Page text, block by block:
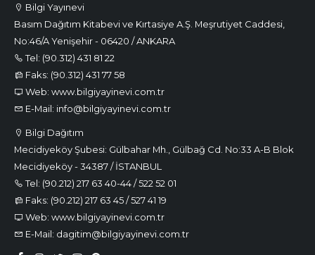
Bilgi Yayınevi
Basım Dağıtım Kitabevi ve Kırtasiye A.Ş. Meşrutiyet Caddesi,
No:46/A Yenişehir - 06420 / ANKARA
Tel: (90.312) 431 81 22
Faks: (90.312) 431 77 58
Web: www.bilgiyayinevi.com.tr
E-Mail: info@bilgiyayinevi.com.tr
Bilgi Dağıtım
Mecidiyeköy Şubesi: Gülbahar Mh., Gülbağ Cd. No:33 A-B Blok
Mecidiyeköy - 34387 / İSTANBUL
Tel: (90.212) 217 63 40-44 / 522 52 01
Faks: (90.212) 217 63 45 / 527 41 19
Web: www.bilgiyayinevi.com.tr
E-Mail: dagitim@bilgiyayinevi.com.tr